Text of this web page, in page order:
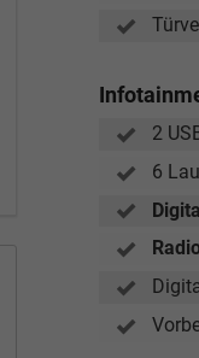
2
6